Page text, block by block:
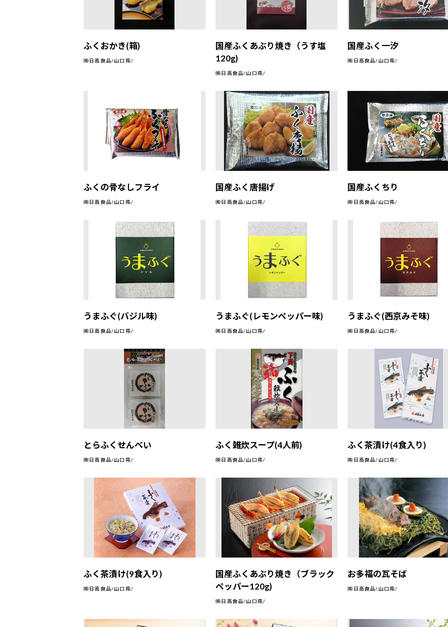
ふくおかき(箱)
㈱日高食品/山口県/
国産ふくあぶり焼き（うす塩
120g)
㈱日高食品/山口県/
国産ふく一汐
㈱日高食品/山口県/
ふくの骨なしフライ
㈱日高食品/山口県/
国産ふく唐揚げ
㈱日高食品/山口県/
国産ふくちり
㈱日高食品/山口県/
うまふぐ(バジル味)
㈱日高食品/山口県/
うまふぐ(レモンペッパー味)
㈱日高食品/山口県/
うまふぐ(西京みそ味)
㈱日高食品/山口県/
とらふくせんべい
㈱日高食品/山口県/
ふく雑炊スープ(4人前)
㈱日高食品/山口県/
ふく茶漬け(4食入り)
㈱日高食品/山口県/
ふく茶漬け(9食入り)
㈱日高食品/山口県/
国産ふくあぶり焼き（ブラック
ペッパー120g)
㈱日高食品/山口県/
お多福の瓦そば
㈱日高食品/山口県/